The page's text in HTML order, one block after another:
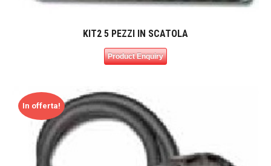
KIT2 5 PEZZI IN SCATOLA
Product Enquiry
In offerta!